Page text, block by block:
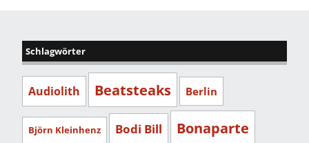
Schlagwörter
Audiolith Beatsteaks Berlin
Björn Kleinhenz Bodi Bill Bonaparte